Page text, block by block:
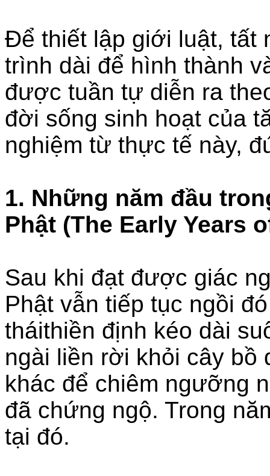
Để thiết lập giới luật, tất
trình dài để hình thành
được tuần tự diễn ra
đời sống sinh hoạt của
nghiệm từ thực tế này,
1. Những năm đầu
Phật (The Early Years
Sau khi đạt được giác
Phật vẫn tiếp tục ngồi
tháithiền định kéo dài
ngài liền rời khỏi cây bồ
khác để chiêm ngưỡng
đã chứng ngộ. Trong
tại đó.